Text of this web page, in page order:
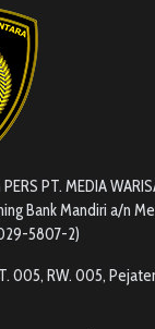
PT. MEDIA
Bank Mandiri a/n
5807-2)
005, RW. 005,